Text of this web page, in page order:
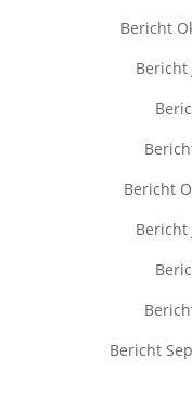
Bericht
Bericht
Bericht
Bericht
Bericht